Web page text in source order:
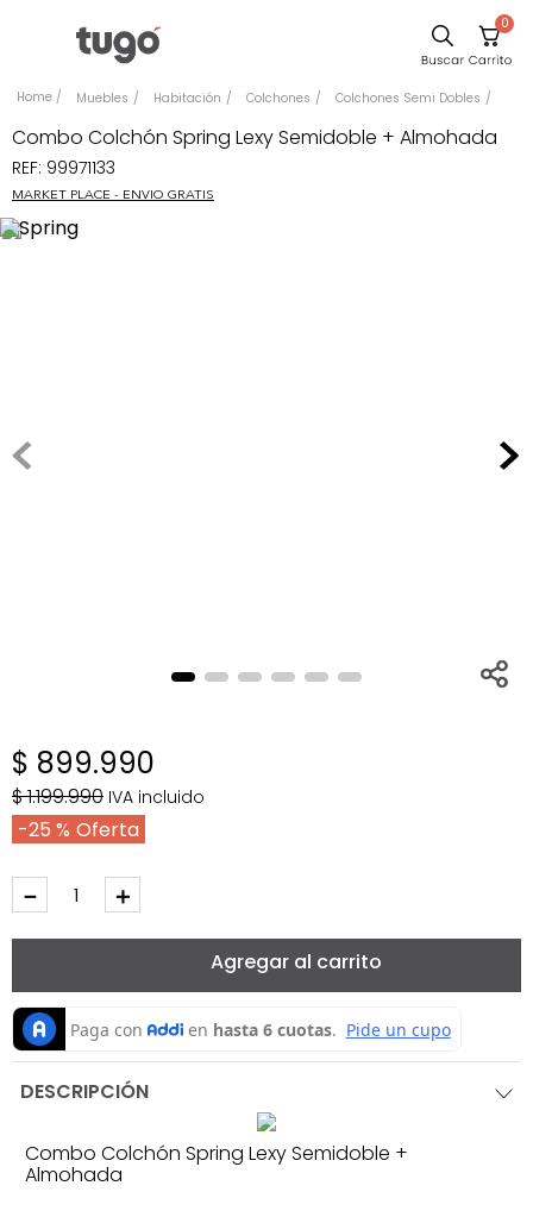
0
Muebles Habitación Colchones Colchones Semi Dobles
Combo Colchón Spring Lexy Semidoble + Almohada
REF: 99971133
MARKET PLACE - ENVIO GRATIS
$ 899.990
$1.199.990 IVA incluido
25 %
＋
－
Agregar al carrito
DESCRIPCIÓN
Combo Colchón Spring Lexy Semidoble +
Almohada
Comedor
Escritorio